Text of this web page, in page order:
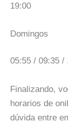
19:00
Domingos
05:55 / 09:35 /
Finalizando,
horarios de
dúvida entre